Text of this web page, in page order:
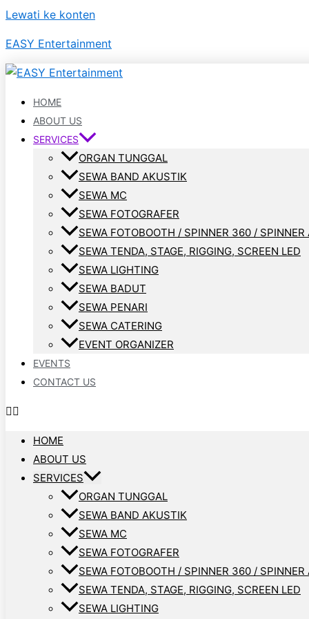
Lewati ke konten
EASY Entertainment
HOME
ABOUT US
SERVICES
ORGAN TUNGGAL
SEWA BAND AKUSTIK
SEWA MC
SEWA FOTOGRAFER
SEWA FOTOBOOTH / SPINNER 360 / SPINNER
SEWA TENDA, STAGE, RIGGING, SCREEN LED
SEWA LIGHTING
SEWA BADUT
SEWA PENARI
SEWA CATERING
EVENT ORGANIZER
EVENTS
CONTACT US
HOME
ABOUT US
SERVICES
ORGAN TUNGGAL
SEWA BAND AKUSTIK
SEWA MC
SEWA FOTOGRAFER
SEWA FOTOBOOTH / SPINNER 360 / SPINNER
SEWA TENDA, STAGE, RIGGING, SCREEN LED
SEWA LIGHTING